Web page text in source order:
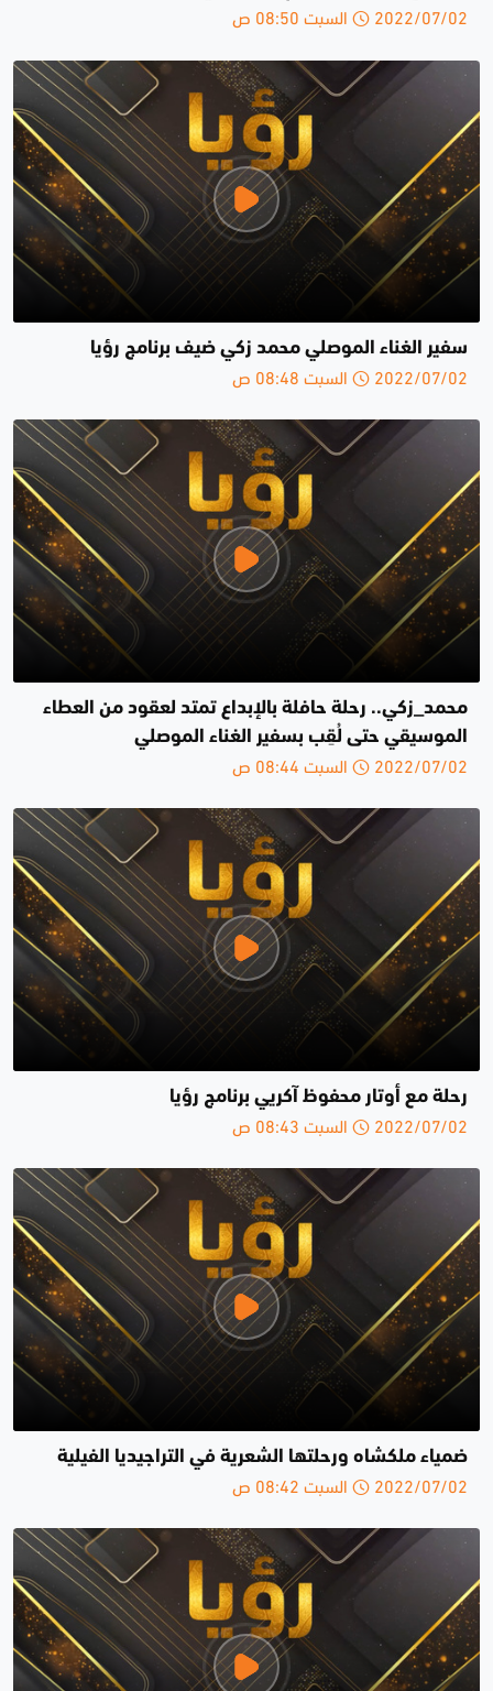
2022/07/02 السبت 08:50 ص
سفير الغناء الموصلي محمد زكي ضيف برنامج رؤيا
2022/07/02 السبت 08:48 ص
محمد_زكي.. رحلة حافلة بالإبداع تمتد لعقود من العطاء
الموسيقي حتى لُقِب بسفير الغناء الموصلي
2022/07/02 السبت 08:44 ص
رحلة مع أوتار محفوظ آكريي برنامج رؤيا
2022/07/02 السبت 08:43 ص
ضمياء ملكشاه ورحلتها الشعرية في التراجيديا الفيلية
2022/07/02 السبت 08:42 ص